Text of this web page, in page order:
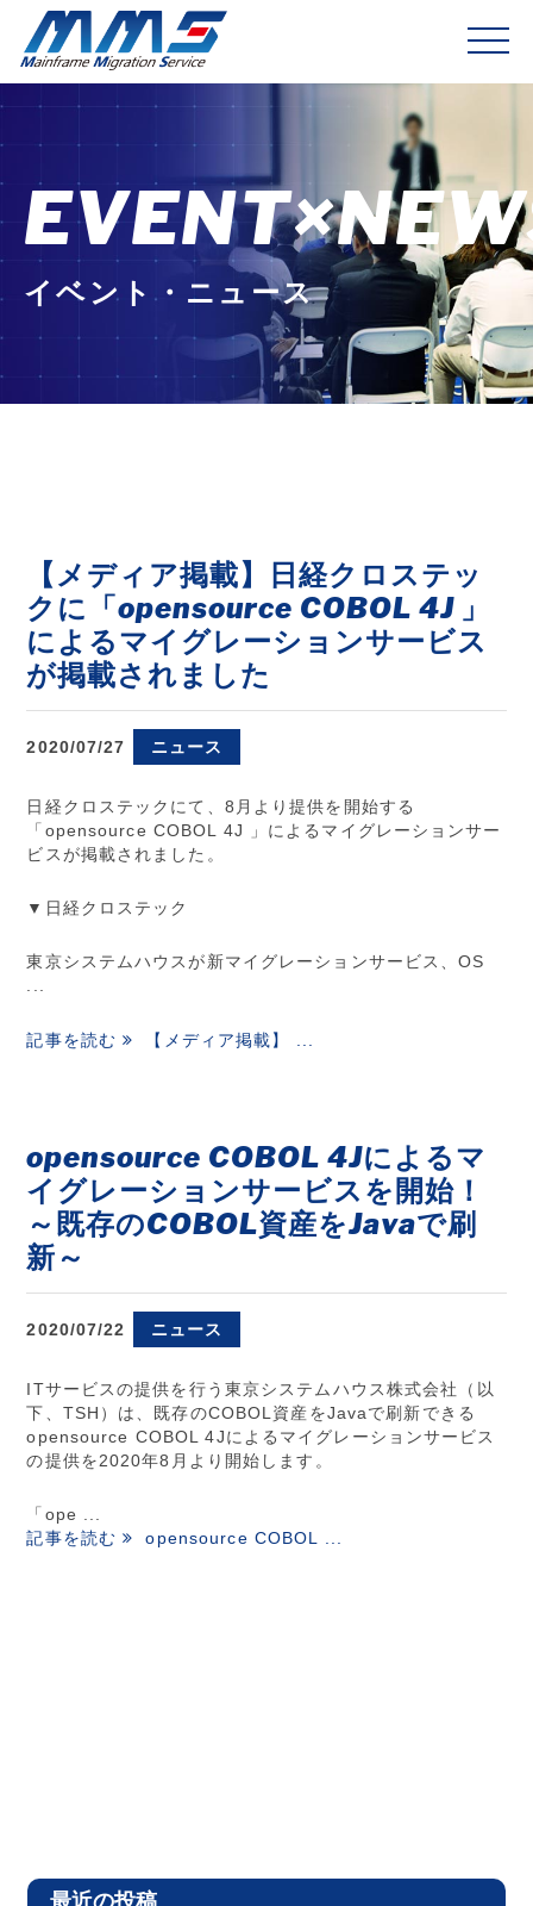
イベント・ニュース
【メディア掲載】日経クロステッ
クに「opensource COBOL 4J 」
によるマイグレーションサービス
が掲載されました
2020/07/27 ニュース
日経クロステックにて、8月より提供を開始する
「opensource COBOL 4J 」によるマイグレーションサー
ビスが掲載されました。
▼日経クロステック
東京システムハウスが新マイグレーションサービス、OS
...
記事を読む 【メディア掲載】 ...
opensource COBOL 4Jによるマ
イグレーションサービスを開始！
～既存のCOBOL資産をJavaで刷
新～
2020/07/22 ニュース
ITサービスの提供を行う東京システムハウス株式会社（以
下、TSH）は、既存のCOBOL資産をJavaで刷新できる
opensource COBOL 4Jによるマイグレーションサービス
の提供を2020年8月より開始します。
「ope ...
記事を読む
opensource COBOL ...